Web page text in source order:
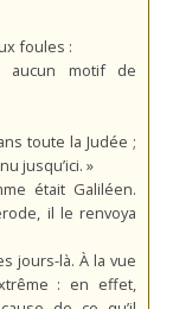
foules :
motif de
toute la Judée ;
jusqu’ici. »
était Galiléen.
il le renvoya
jours-là. À la vue
: en effet,